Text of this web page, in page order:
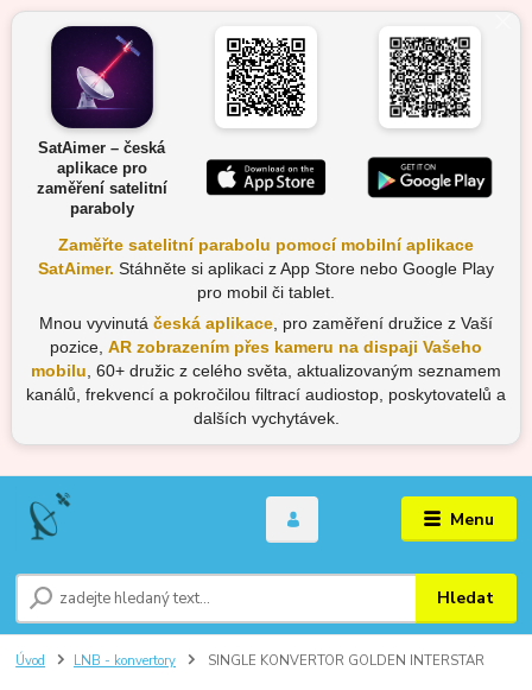
SatAimer – česká
aplikace pro
zaměření satelitní
paraboly
Zaměřte satelitní parabolu pomocí mobilní aplikace
SatAimer. Stáhněte si aplikaci z App Store nebo Google Play
pro mobil či tablet.
Mnou vyvinutá česká aplikace , pro zaměření družice z Vaší
pozice, AR zobrazením přes kameru na dispaji Vašeho
mobilu , 60+ družic z celého světa, aktualizovaným seznamem
kanálů, frekvencí a pokročilou filtrací audiostop, poskytovatelů a
dalších vychytávek.
Menu
Hledat
Úvod LNB - konvertory SINGLE KONVERTOR GOLDEN INTERSTAR